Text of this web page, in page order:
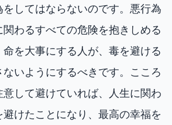
してはならないのです。悪行為
わるすべての危険を抱きしめる
を大事にする人が、毒を避ける
いようにするべきです。こころ
して避けていれば、人生に関わ
けたことになり、最高の幸福を